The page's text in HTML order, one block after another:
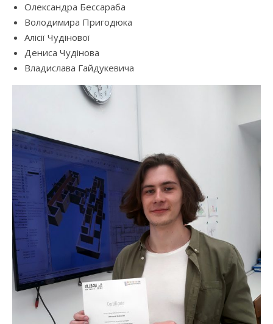
Олександра Бессараба
Володимира Пригодюка
Алісії Чудінової
Дениса Чудінова
Владислава Гайдукевича